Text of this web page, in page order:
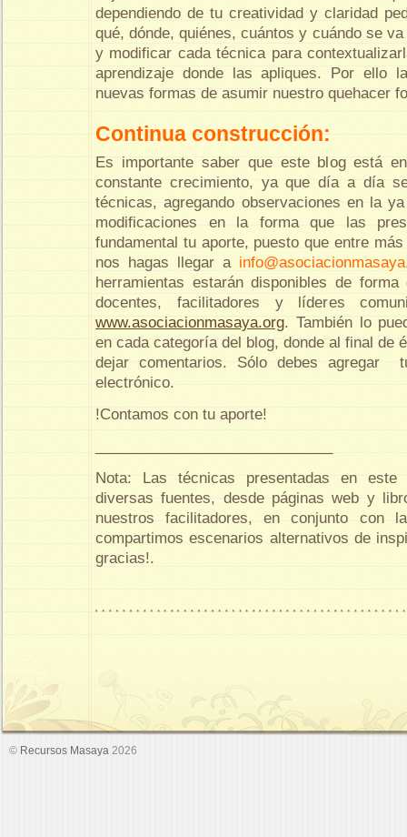
dependiendo de tu creatividad y claridad
qué, dónde, quiénes, cuántos y cuándo se
y modificar cada técnica para
aprendizaje donde las apliques. Por ello
nuevas formas de asumir nuestro quehacer
Continua construcción:
Es importante saber que este blog está
constante crecimiento, ya que día a día
técnicas, agregando observaciones en la
modificaciones en la forma que las
fundamental tu aporte, puesto que entre
nos hagas llegar a
herramientas estarán disponibles de
docentes, facilitadores y líderes
www.asociacionmasaya.org. También lo
en cada categoría del blog, donde al final de
dejar comentarios. Sólo debes agregar
electrónico.
!Contamos con tu aporte!
Nota: Las técnicas presentadas en
diversas fuentes, desde páginas web y
nuestros facilitadores, en conjunto con
compartimos escenarios alternativos de
gracias!.
© Recursos Masaya 2026